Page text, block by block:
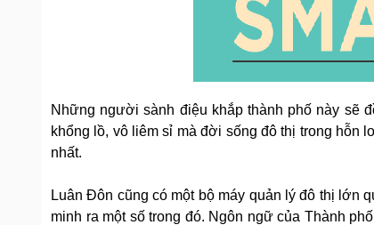
Những người sành điệu khắp thành phố này sẽ
khổng lồ, vô liêm sỉ mà đời sống đô thị trong hỗn
nhất.
Luân Đôn cũng có một bộ máy quản lý đô thị lớn
minh ra một số trong đó. Ngôn ngữ của Thành